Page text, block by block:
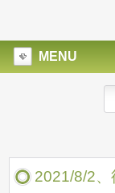
MENU
2021/8/2、